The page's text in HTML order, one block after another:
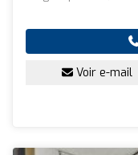
Voir e-mail